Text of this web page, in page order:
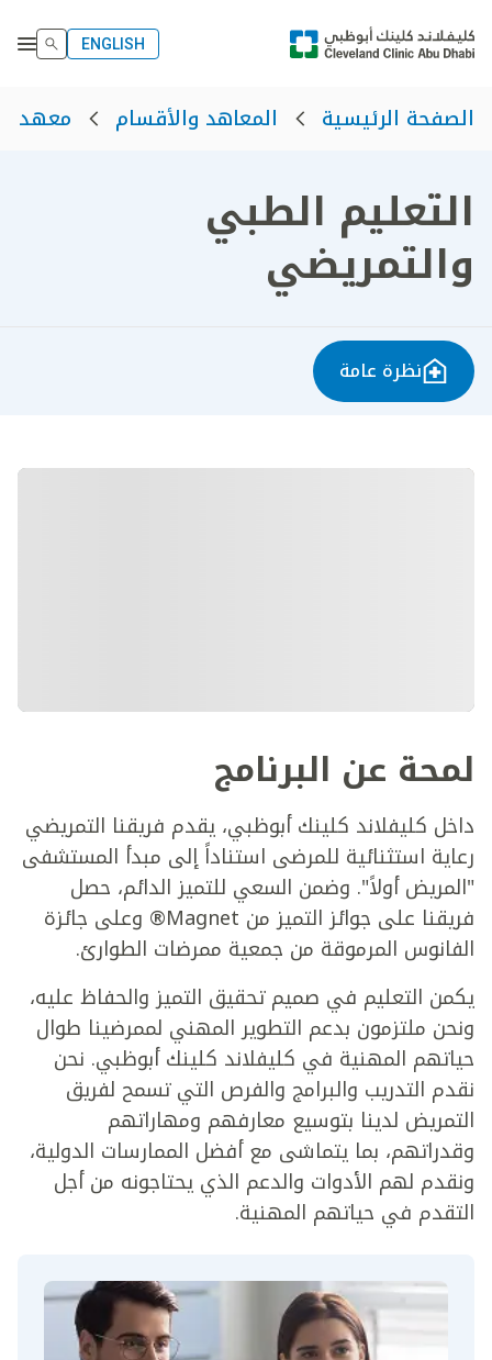
ENGLISH
الصفحة الرئيسية المعاهد والأقسام معهد
التعليم الطبي
والتمريضي
نظرة عامة
لمحة عن البرنامج
داخل كليفلاند كلينك أبوظبي، يقدم فريقنا التمريضي
رعاية استثنائية للمرضى استناداً إلى مبدأ المستشفى
"المريض أولاً". وضمن السعي للتميز الدائم، حصل
فريقنا على جوائز التميز من Magnet® وعلى جائزة
الفانوس المرموقة من جمعية ممرضات الطوارئ.
يكمن التعليم في صميم تحقيق التميز والحفاظ عليه،
ونحن ملتزمون بدعم التطوير المهني لممرضينا طوال
حياتهم المهنية في كليفلاند كلينك أبوظبي. نحن
نقدم التدريب والبرامج والفرص التي تسمح لفريق
التمريض لدينا بتوسيع معارفهم ومهاراتهم
وقدراتهم، بما يتماشى مع أفضل الممارسات الدولية،
ونقدم لهم الأدوات والدعم الذي يحتاجونه من أجل
التقدم في حياتهم المهنية.